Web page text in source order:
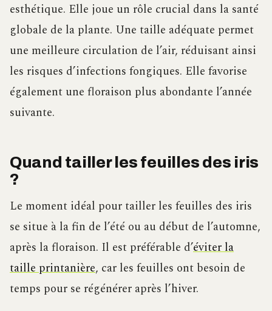
esthétique. Elle joue un rôle crucial dans la santé
globale de la plante. Une taille adéquate permet
une meilleure circulation de l’air, réduisant ainsi
les risques d’infections fongiques. Elle favorise
également une floraison plus abondante l’année
suivante.
Quand tailler les feuilles des iris
?
Le moment idéal pour tailler les feuilles des iris
se situe à la fin de l’été ou au début de l’automne,
après la floraison. Il est préférable d’éviter la
taille printanière, car les feuilles ont besoin de
temps pour se régénérer après l’hiver.